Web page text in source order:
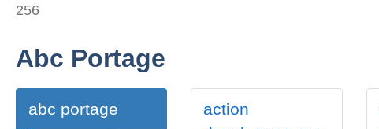
256
Abc Portage
abc portage
action